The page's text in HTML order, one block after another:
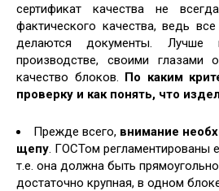
сертификат качества не
фактического качества, ведь
делаются документы. Лучше
производстве, своими глазами
качество блоков. По каким
проверку и как понять, что
Прежде всего, внимание
щепу . ГОСТом регламентированы
т.е. она должна быть
достаточно крупная, в одном